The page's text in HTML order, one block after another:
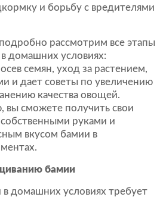
и борьбу с вредителями
рассмотрим все этапы
домашних условиях:
семян, уход за растением,
и дает советы по увеличению
качества овощей.
вы сможете получить свои
руками и
вкусом бамии в
бамии
домашних условиях требует